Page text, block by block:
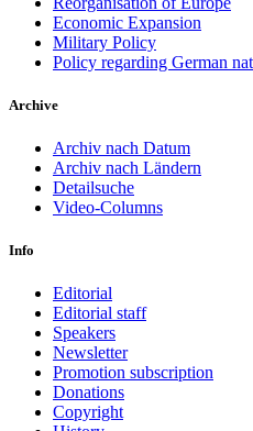
Economic Expansion
Military Policy
Policy regarding German
Archive
Archiv nach Datum
Archiv nach Ländern
Detailsuche
Video-Columns
Info
Editorial
Editorial staff
Speakers
Newsletter
Promotion subscription
Donations
Copyright